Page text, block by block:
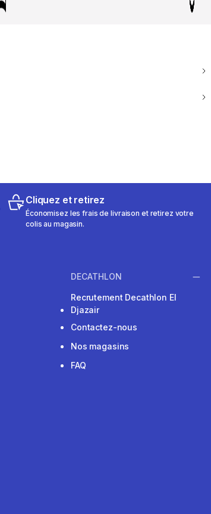
Cliquez et retirez
Économisez les frais de livraison et retirez votre
colis au magasin.
DECATHLON
Recrutement Decathlon El
Djazair
Contactez-nous
Nos magasins
FAQ